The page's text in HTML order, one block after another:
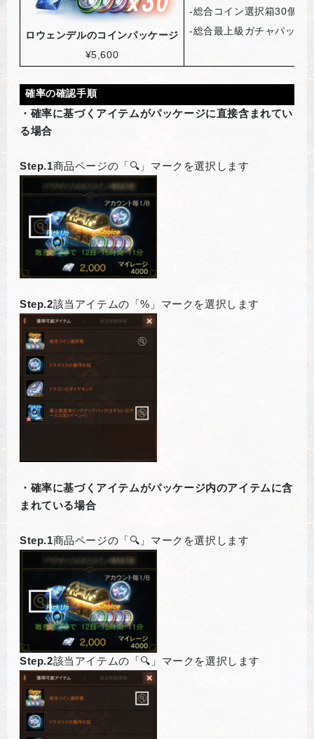
ロウェンデルのコインパッケージ
¥5,600
-総合コイン選択箱30個
-総合最上級ガチャパック
確率の確認手順
・確率に基づくアイテムがパッケージに直接含まれてい
る場合
Step.1商品ページの「🔍」マークを選択します
Step.2該当アイテムの「%」マークを選択します
・確率に基づくアイテムがパッケージ内のアイテムに含
まれている場合
Step.1商品ページの「🔍」マークを選択します
Step.2該当アイテムの「🔍」マークを選択します